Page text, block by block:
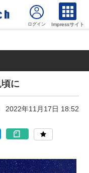
Impressサイト
に
2022年11月17日 18:52